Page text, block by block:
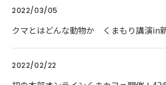
2022/03/05
クマとはどんな動物か くまもり講演in
2022/02/22